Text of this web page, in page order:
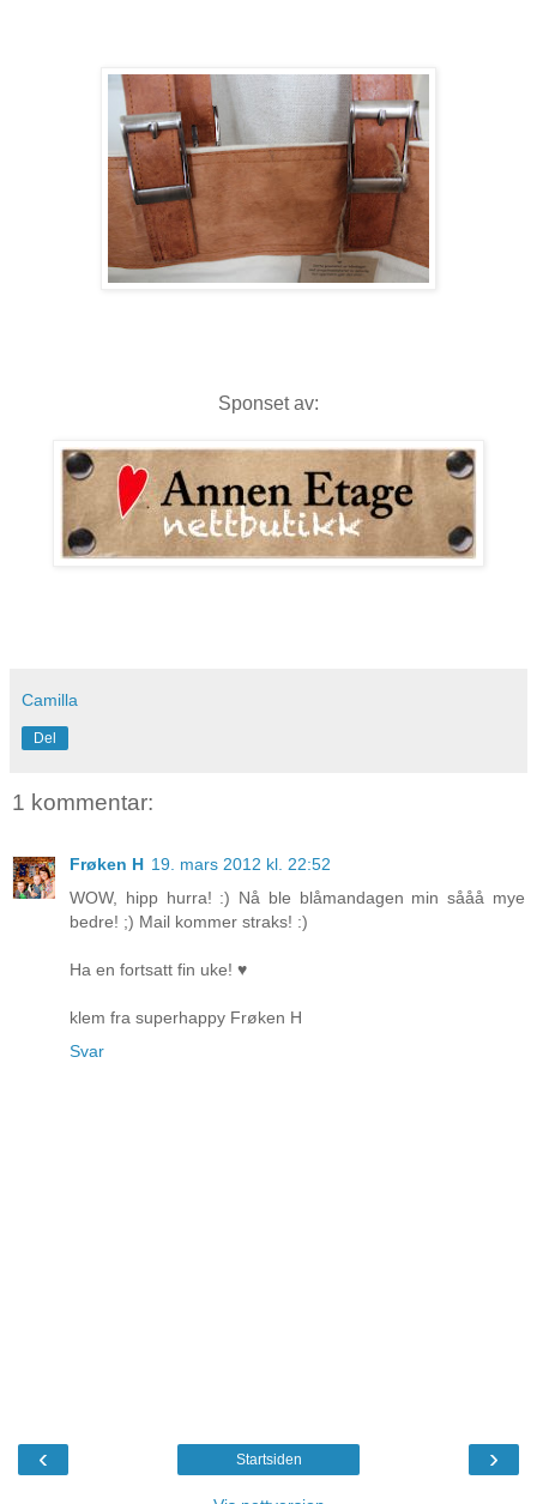
Sponset av:
Camilla
Del
1 kommentar:
Frøken H 19. mars 2012 kl. 22:52
WOW, hipp hurra! :) Nå ble blåmandagen min sååå mye
bedre! ;) Mail kommer straks! :)
Ha en fortsatt fin uke! ♥
klem fra superhappy Frøken H
Svar
‹ ›
Startsiden